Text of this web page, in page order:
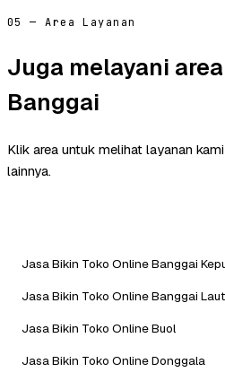
05 — Area Layanan
Juga melayani
Banggai
Klik area untuk melihat layanan
lainnya.
Jasa Bikin Toko Online Banggai
Jasa Bikin Toko Online Banggai Laut
Jasa Bikin Toko Online Buol
Jasa Bikin Toko Online Donggala